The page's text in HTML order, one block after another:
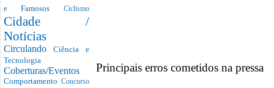
e Famosos Ciclismo
Cidade /
Notícias
CirculandoCiência e
Tecnologia
Coberturas/Eventos
Comportamento Concurso
Principais erros cometidos na pressa